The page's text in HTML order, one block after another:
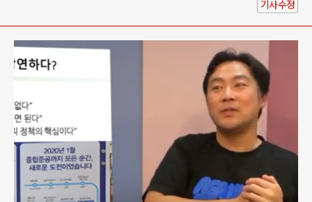
기사수정